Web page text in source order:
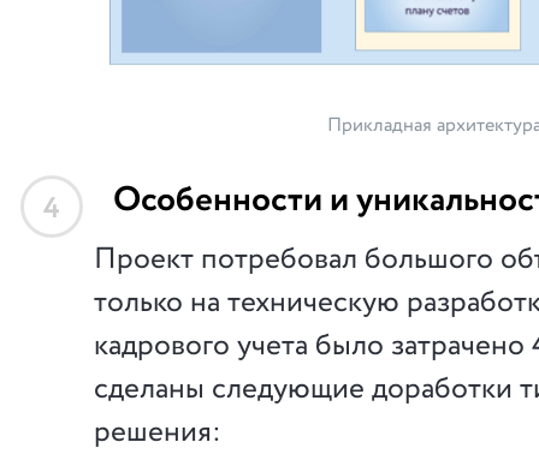
Прикладная
4 Особенности и
Проект потребовал большого
только на техническую
кадрового учета было
сделаны следующие доработки
решения: